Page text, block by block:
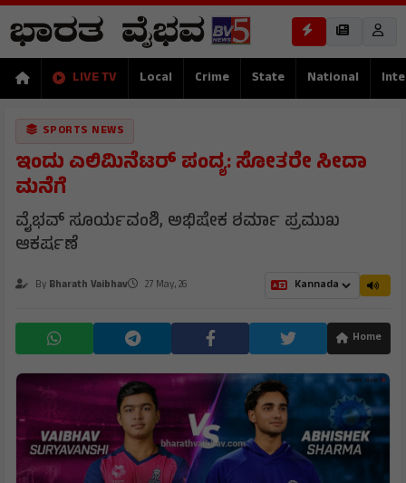
LIVE TV Local Crime State National
SPORTS NEWS
ಇಂದು ಎಲಿಮಿನೆಟರ್ ಪಂದ್ಯ: ಸೋತರೇ ಸೀದಾ
ಮನೆಗೆ
ವೈಭವ್ ಸೂರ್ಯವಂಶಿ, ಅಭಿಷೇಕ ಶರ್ಮಾ ಪ್ರಮುಖ
ಆಕರ್ಷಣೆ
By Bharath Vaibhav 27 May, 26
Home